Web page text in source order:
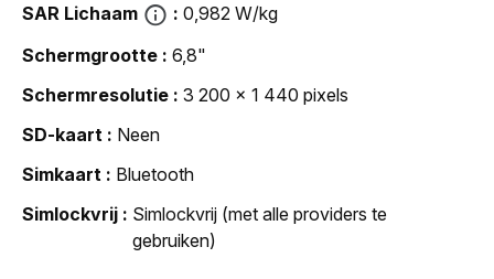
SAR Lichaam
0,982 W/kg
Schermgrootte
6,8"
Schermresolutie
3 200 x 1 440 pixels
SD-kaart
Neen
Simkaart
Bluetooth
Simlockvrij
Simlockvrij (met alle providers te
gebruiken)